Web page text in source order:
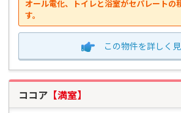
オール電化、トイレと浴室がセパレートの
す。
この物件を詳しく
ココア 【満室】